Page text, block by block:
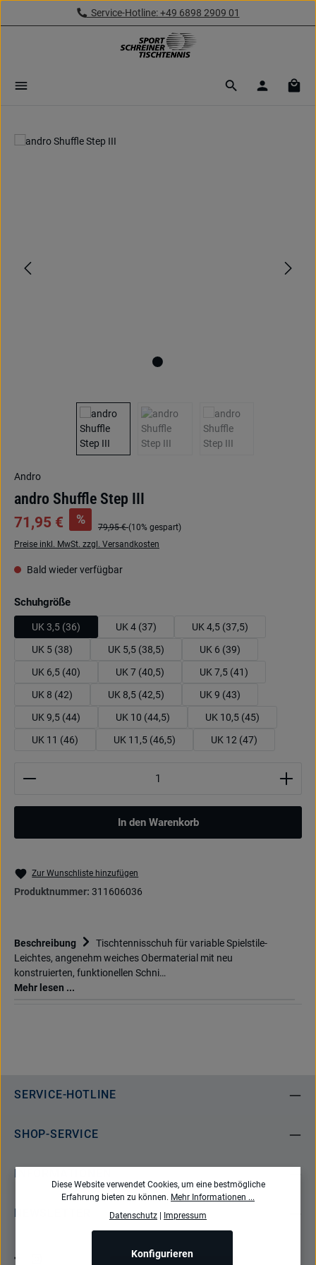
Zum Hauptinhalt springenService-Hotline: +49 6898 2909 01
Bildergalerie überspringen
Andro
andro Shuffle Step III
71,95 € %
79,95 €(10% gespart)
Preise inkl. MwSt. zzgl. Versandkosten
Bald wieder verfügbar
Schuhgrößeauswählen
UK 3,5 (36) UK 4 (37)
UK 4,5 (37,5)
UK 5 (38)
UK 5,5 (38,5)
UK 6 (39)
UK 6,5 (40)
UK 7 (40,5)
UK 7,5 (41)
UK 8 (42)
UK 8,5 (42,5)
UK 9 (43)
UK 9,5 (44)
UK 10 (44,5)
UK 10,5 (45)
UK 11 (46)
UK 11,5 (46,5) UK 12 (47)
Produkt Anzahl: Gib den gewünschten Wert ein
In den Warenkorb
Zur Wunschliste hinzufügen
Produktnummer: 311606036
Beschreibung
Tischtennisschuh für variable Spielstile-
Leichtes, angenehm weiches Obermaterial mit neu
konstruierten, funktionellen Schni…
Mehr lesen ...
SERVICE-HOTLINE
SHOP-SERVICE
Diese Website verwendet Cookies, um eine bestmögliche
Erfahrung bieten zu können. Mehr Informationen ...
Datenschutz
Impressum
Konfigurieren